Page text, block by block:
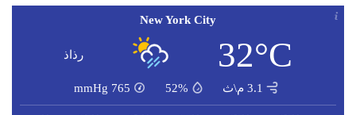
New York City
32°C رذاذ
3.1 م\ث 52%
765
mmHg